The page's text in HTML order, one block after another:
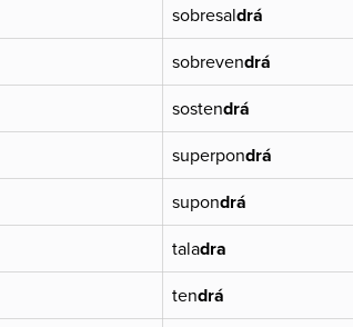
sobresaldrá
sobrevendrá
sostendrá
superpondrá
supondrá
taladra
tendrá